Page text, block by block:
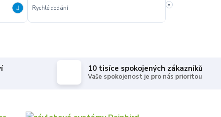
Rychlé dodání
Rychle
»
10 tisíce spokojených zákazníků
Vaše spokojenost je pro nás prioritou